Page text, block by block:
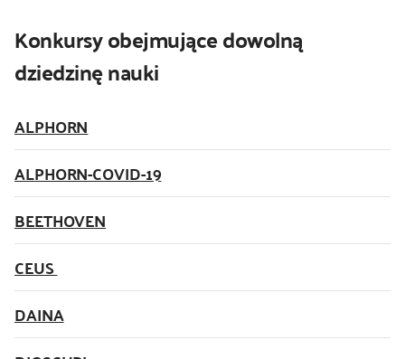
Konkursy obejmujące dowolną
dziedzinę nauki
ALPHORN
ALPHORN-COVID-19
BEETHOVEN
CEUS
DAINA